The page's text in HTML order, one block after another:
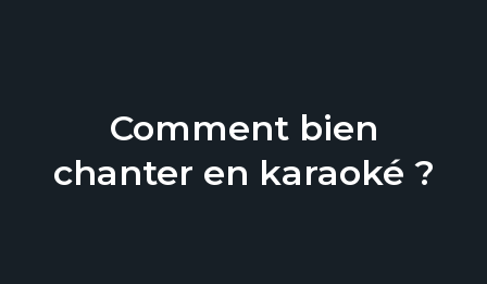
Comment bien
chanter en karaoké ?